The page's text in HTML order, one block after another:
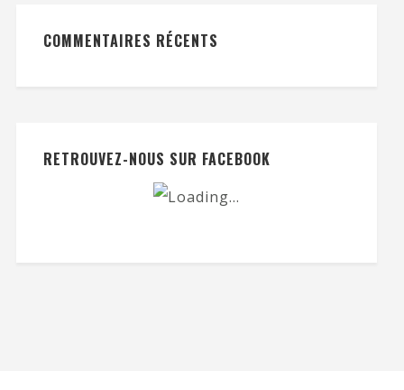
COMMENTAIRES RÉCENTS
RETROUVEZ-NOUS SUR FACEBOOK